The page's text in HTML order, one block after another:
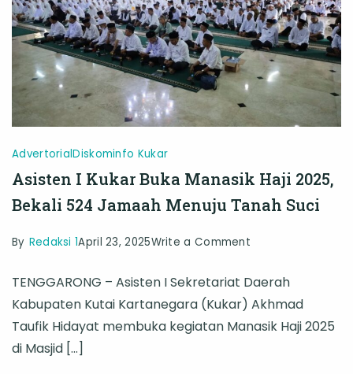
AdvertorialDiskominfo Kukar
Asisten I Kukar Buka Manasik Haji 2025,
Bekali 524 Jamaah Menuju Tanah Suci
By Redaksi 1April 23, 2025Write a Comment
I
Kukar
Buka
TENGGARONG – Asisten I Sekretariat Daerah
Kabupaten Kutai Kartanegara (Kukar) Akhmad
Taufik Hidayat membuka kegiatan Manasik Haji 2025
di Masjid […]